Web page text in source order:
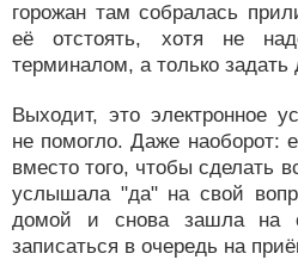
горожан там собралась
её отстоять, хотя не
терминалом, а только задать
Выходит, это электронное
не помогло. Даже наоборот:
вместо того, чтобы сделать
услышала "да" на свой
домой и снова зашла на
записаться в очередь на